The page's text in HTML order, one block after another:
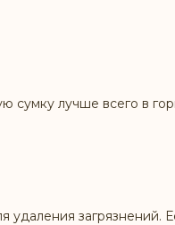
сумку лучше всего в
удаления загрязнений.